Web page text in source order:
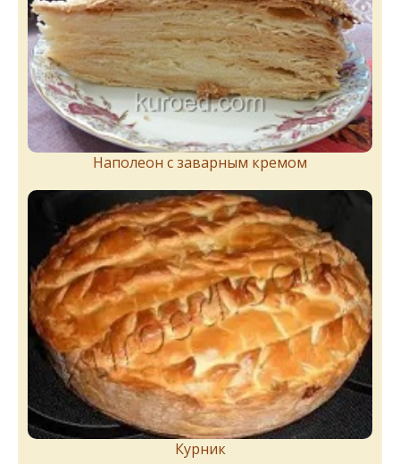
Наполеон с заварным кремом
Курник